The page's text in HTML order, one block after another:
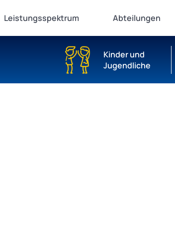
Leistungsspektrum Abteilungen
Kinder und
Jugendliche